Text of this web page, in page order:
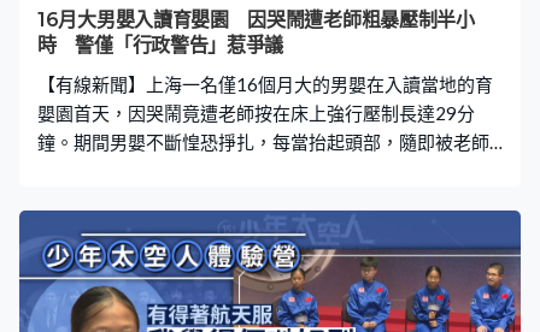
16月大男嬰入讀育嬰園 因哭鬧遭老師粗暴壓制半小
時 警僅「行政警告」惹爭議
【有線新聞】上海一名僅16個月大的男嬰在入讀當地的育
嬰園首天，因哭鬧竟遭老師按在床上強行壓制長達29分
鐘。期間男嬰不斷惶恐掙扎，每當抬起頭部，隨即被老師
教師施以最輕級別的「行政警告」處罰，引起網民不滿。
16個月大男嬰首日入學 遭老師壓制29分鐘 據內媒報道，
事發於今年5月18日中午，郭女士將16個月大的兒子送往
育嬰園，至當天約中午11時50分，男嬰因剛到新環境不適